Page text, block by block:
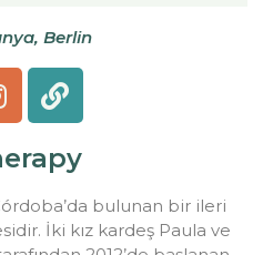
Berlin
bulunan bir ileri
İki kız kardeş Paula ve